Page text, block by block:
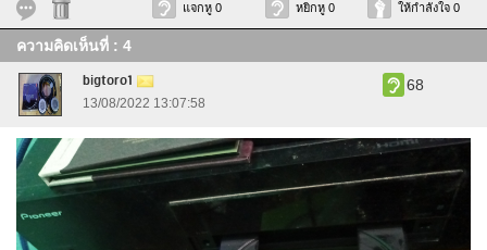
แจกหู 0 หยิกหู 0 ให้กำลังใจ 0
ความคิดเห็นที่ : 4
bigtoro1
13/08/2022 13:07:58
68